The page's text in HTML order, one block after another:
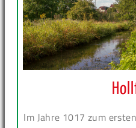
Im Jahre 1017 zum